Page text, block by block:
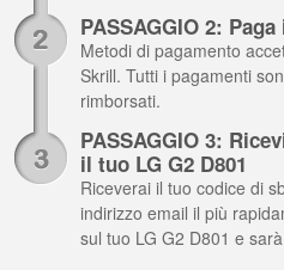
PASSAGGIO 2:
Metodi di pagamento
Skrill. Tutti i pagamenti
rimborsati.
PASSAGGIO 3:
il tuo LG G2 D801
Riceverai il tuo codice di
indirizzo email il più
sul tuo LG G2 D801 e